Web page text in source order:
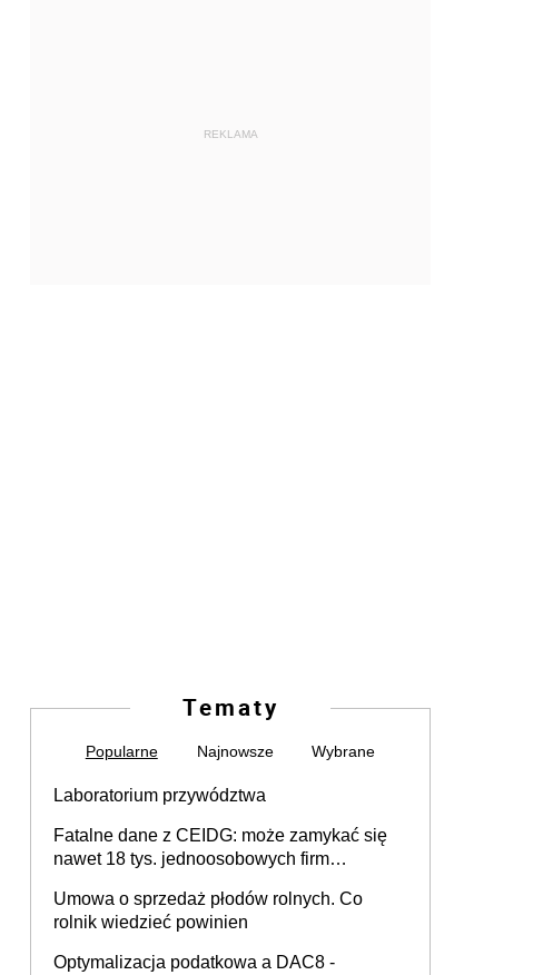
REKLAMA
Tematy
Popularne Najnowsze Wybrane
Laboratorium przywództwa
Fatalne dane z CEIDG: może zamykać się
nawet 18 tys. jednoosobowych firm
Umowa o sprzedaż płodów rolnych. Co
rolnik wiedzieć powinien
Optymalizacja podatkowa a DAC8 -